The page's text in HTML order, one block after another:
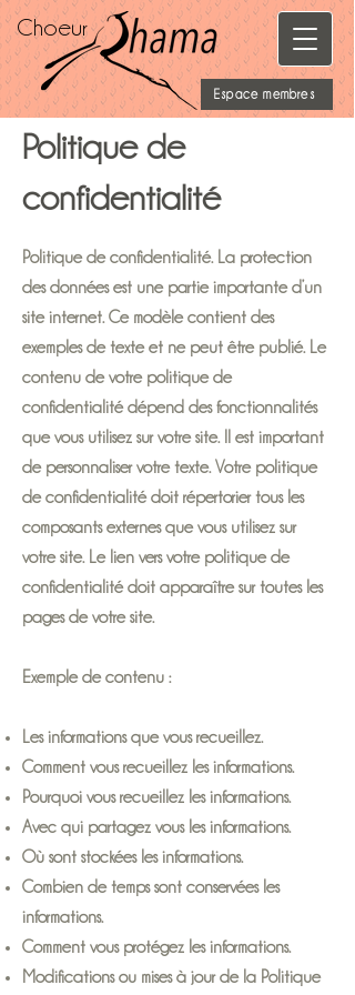
Espace membres
Choeur
Politique de
confidentialité
Politique de confidentialité. La protection
des données est une partie importante d’un
site internet. Ce modèle contient des
exemples de texte et ne peut être publié. Le
contenu de votre politique de
confidentialité dépend des fonctionnalités
que vous utilisez sur votre site. Il est important
de personnaliser votre texte. Votre politique
de confidentialité doit répertorier tous les
composants externes que vous utilisez sur
votre site. Le lien vers votre politique de
confidentialité doit apparaître sur toutes les
pages de votre site.
Exemple de contenu :
Les informations que vous recueillez.
Comment vous recueillez les informations.
Pourquoi vous recueillez les informations.
Avec qui partagez vous les informations.
Où sont stockées les informations.
Combien de temps sont conservées les
informations.
Comment vous protégez les informations.
Modifications ou mises à jour de la Politique